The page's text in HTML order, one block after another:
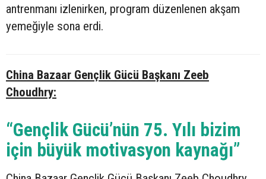
antrenmanı izlenirken, program düzenlenen akşam
yemeğiyle sona erdi.
China Bazaar Gençlik Gücü Başkanı Zeeb
Choudhry:
“Gençlik Gücü’nün 75. Yılı bizim
için büyük motivasyon kaynağı”